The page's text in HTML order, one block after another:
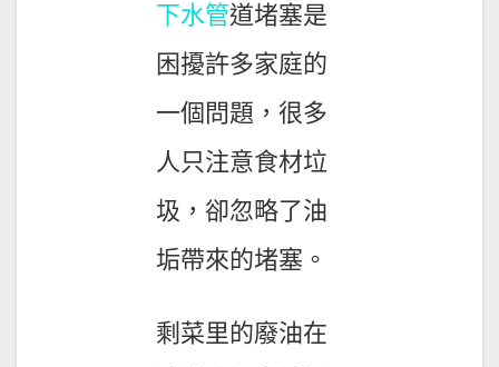
下水管道堵塞是
困擾許多家庭的
一個問題，很多
人只注意食材垃
圾，卻忽略了油
垢帶來的堵塞。
剩菜里的廢油在